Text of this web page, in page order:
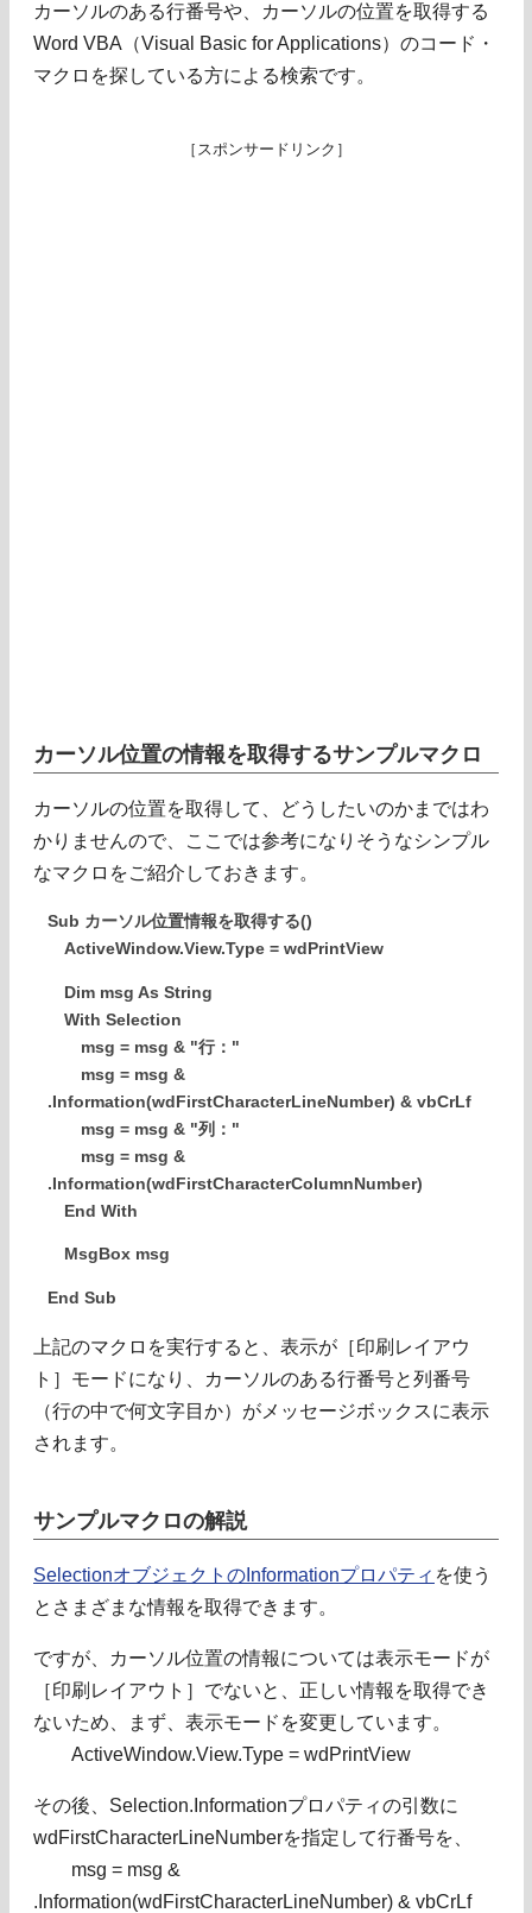
カーソルのある行番号や、カーソルの位置を取得する
Word VBA（Visual Basic for Applications）のコード・
マクロを探している方による検索です。
［スポンサードリンク］
カーソル位置の情報を取得するサンプルマクロ
カーソルの位置を取得して、どうしたいのかまではわ
かりませんので、ここでは参考になりそうなシンプル
なマクロをご紹介しておきます。
Sub カーソル位置情報を取得する()
ActiveWindow.View.Type = wdPrintView
Dim msg As String
With Selection
msg = msg & "行："
msg = msg &
.Information(wdFirstCharacterLineNumber) & vbCrLf
msg = msg & "列："
msg = msg &
.Information(wdFirstCharacterColumnNumber)
End With
MsgBox msg
End Sub
上記のマクロを実行すると、表示が［印刷レイアウ
ト］モードになり、カーソルのある行番号と列番号
（行の中で何文字目か）がメッセージボックスに表示
されます。
サンプルマクロの解説
SelectionオブジェクトのInformationプロパティ を使う
とさまざまな情報を取得できます。
ですが、カーソル位置の情報については表示モードが
［印刷レイアウト］でないと、正しい情報を取得でき
ないため、まず、表示モードを変更しています。
ActiveWindow.View.Type = wdPrintView
その後、Selection.Informationプロパティの引数に
wdFirstCharacterLineNumberを指定して行番号を、
msg = msg &
.Information(wdFirstCharacterLineNumber) & vbCrLf